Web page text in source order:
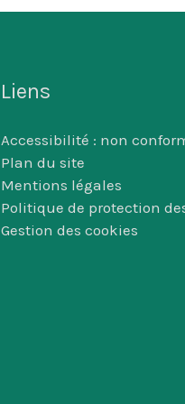
Liens
Accessibilité : non
Plan du site
Mentions légales
Politique de protection
Gestion des cookies